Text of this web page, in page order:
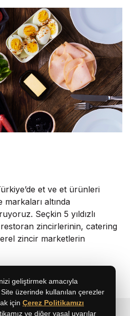
et ve et ürünleri
markaları altında
Seçkin 5 yıldızlı
zincirlerinin, catering
zincir marketlerin
geliştirmek amacıyla
üzerinde kullanılan çerezler
için Çerez Politikamızı
ve diğer yasal uyarılar